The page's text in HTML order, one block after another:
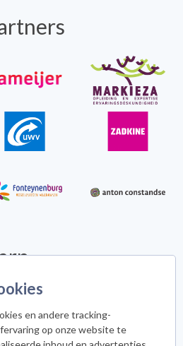
en andere tracking-
op onze website te
-Disclaimer